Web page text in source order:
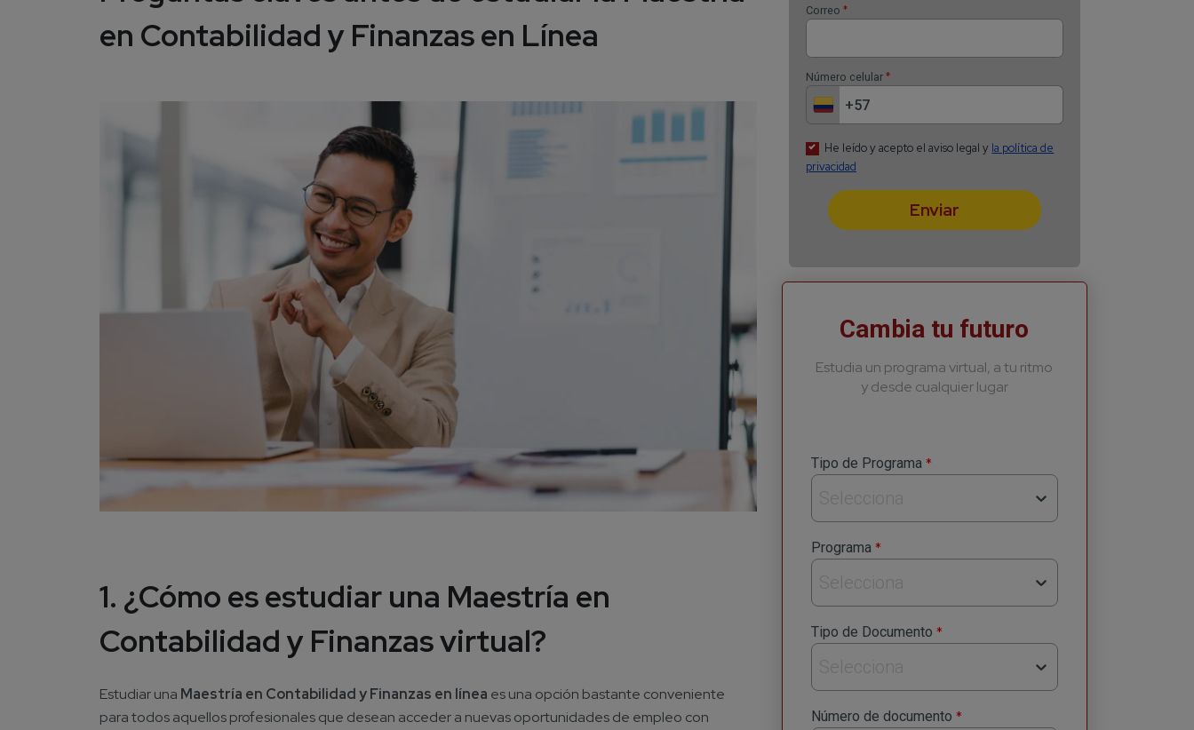
en Contabilidad y Finanzas en Línea
1. ¿Cómo es estudiar una Maestría en
Contabilidad y Finanzas virtual?
Estudiar una Maestría en Contabilidad y Finanzas en línea es una opción bastante conveniente
para todos aquellos profesionales que desean acceder a nuevas oportunidades de empleo con
Apellido
Correo
Cambia tu futuro
Estudia un programa virtual, a tu ritmo
y desde cualquier lugar
Tipo de Programa *
Selecciona
Programa *
Selecciona
Tipo de Documento *
Selecciona
Número de documento *